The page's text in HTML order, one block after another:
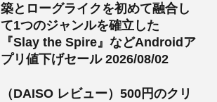
築とローグライクを初めて融合し
て1つのジャンルを確立した
『Slay the Spire』などAndroidア
プリ値下げセール 2026/08/02
（DAISO レビュー）500円のクリ